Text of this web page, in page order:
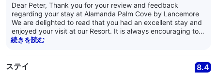
Dear Peter, Thank you for your review and feedback
regarding your stay at Alamanda Palm Cove by Lancemore
We are delighted to read that you had an excellent stay and
enjoyed your visit at our Resort. It is always encouraging to
learn that guests are satisfied with our service as it is what
続きを読む
ステイ 8.4